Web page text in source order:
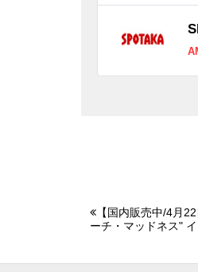
【国内販売中/4月
ーチ・マッドネス"